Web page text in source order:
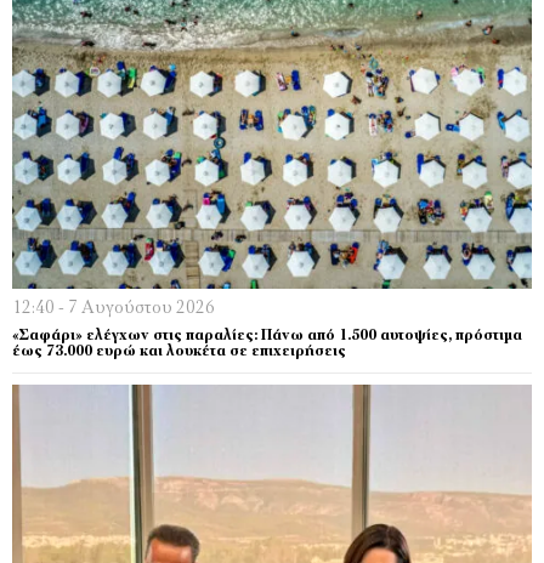
12:40 - 7 Αυγούστου 2026
«Σαφάρι» ελέγχων στις παραλίες: Πάνω από 1.500 αυτοψίες, πρόστιμα
έως 73.000 ευρώ και λουκέτα σε επιχειρήσεις